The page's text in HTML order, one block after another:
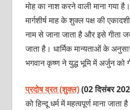
मोह का नाश करने वाली माना गया
मार्गशीर्ष माह के शुक्ल पक्ष की
नाम से जाना जाता है और इसे गीता
जाता है। धार्मिक मान्यताओं के
भगवान कृष्ण ने युद्ध भूमि में अर्जुन को
प्रदोष व्रत (शुक्ल)(02 दिसंबर
को हिन्दू धर्म मेंमहत्वपूर्ण माना जाता